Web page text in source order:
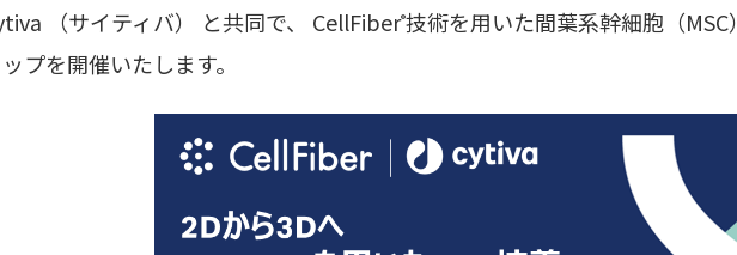
（サイティバ） と共同で、 CellFiber®技術を用いた間葉系幹細胞（
プを開催いたします。